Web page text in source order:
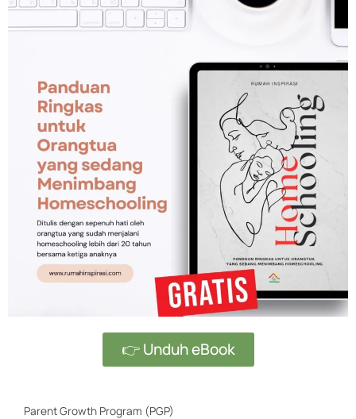
👉 Unduh eBook
Parent Growth Program (PGP)